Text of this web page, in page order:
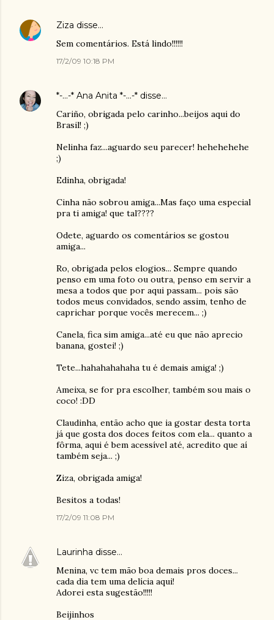
Ziza disse…
Sem comentários. Está lindo!!!!!!
17/2/09 10:18 PM
*-...-* Ana Anita *-...-* disse…
Cariño, obrigada pelo carinho...beijos aqui do
Brasil! ;)
Nelinha faz...aguardo seu parecer! hehehehehe
;)
Edinha, obrigada!
Cinha não sobrou amiga...Mas faço uma especial
pra ti amiga! que tal????
Odete, aguardo os comentários se gostou
amiga...
Ro, obrigada pelos elogios... Sempre quando
penso em uma foto ou outra, penso em servir a
mesa a todos que por aqui passam... pois são
todos meus convidados, sendo assim, tenho de
caprichar porque vocês merecem... ;)
Canela, fica sim amiga...até eu que não aprecio
banana, gostei! ;)
Tete...hahahahahaha tu é demais amiga! ;)
Ameixa, se for pra escolher, também sou mais o
coco! :DD
Claudinha, então acho que ia gostar desta torta
já que gosta dos doces feitos com ela... quanto a
fôrma, aqui é bem acessível até, acredito que aí
também seja... ;)
Ziza, obrigada amiga!
Besitos a todas!
17/2/09 11:08 PM
Laurinha disse…
Menina, vc tem mão boa demais pros doces...
cada dia tem uma delícia aqui!
Adorei esta sugestão!!!!!
Beijinhos